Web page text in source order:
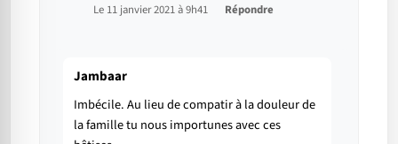
Le 11 janvier 2021 à 9h41 Répondre
Jambaar
Imbécile. Au lieu de compatir à la douleur de
la famille tu nous importunes avec ces